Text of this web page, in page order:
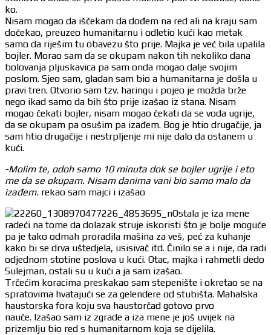
ko.
Nisam mogao da iščekam da dođem na red ali na kraju sam
dočekao, preuzeo humanitarnu i odletio kući kao metak
samo da riješim tu obavezu što prije. Majka je već bila upalila
bojler. Morao sam da se okupam nakon tih nekoliko dana
bolovanja pljuskavica pa sam onda mogao dalje svojim
poslom. Sjeo sam, gladan sam bio a humanitarna je došla u
pravi tren. Otvorio sam tzv. haringu i pojeo je možda brže
nego ikad samo da bih što prije izašao iz stana. Nisam
mogao čekati bojler, nisam mogao čekati da se voda ugrije,
da se okupam pa osušim pa izađem. Bog je htio drugačije, ja
sam htio drugačije i nestrpljenje mi nije dalo da ostanem u
kući.
-Molim te, odoh samo 10 minuta dok se bojler ugrije i eto
me da se okupam. Nisam danima vani bio samo malo da
izađem. rekao sam majci i izašao
Ostala je iza mene
radeći na tome da dolazak struje iskoristi što je bolje moguće
pa je tako odmah proradila mašina za veš, peć za kuhanje
kako bi se drva uštedjela, usisivač itd. Činilo se a i nije, da radi
odjednom stotine poslova u kući. Otac, majka i rahmetli dedo
Sulejman, ostali su u kući a ja sam izašao.
Trčećim koracima preskakao sam stepenište i okretao se na
spratovima hvatajući se za gelendere od stubišta. Mahalska
haustorska fora koju sva haustorčad gotovo prvo
nauče. Izašao sam iz zgrade a iza mene je još uvijek na
prizemlju bio red s humanitarnom koja se dijelila.